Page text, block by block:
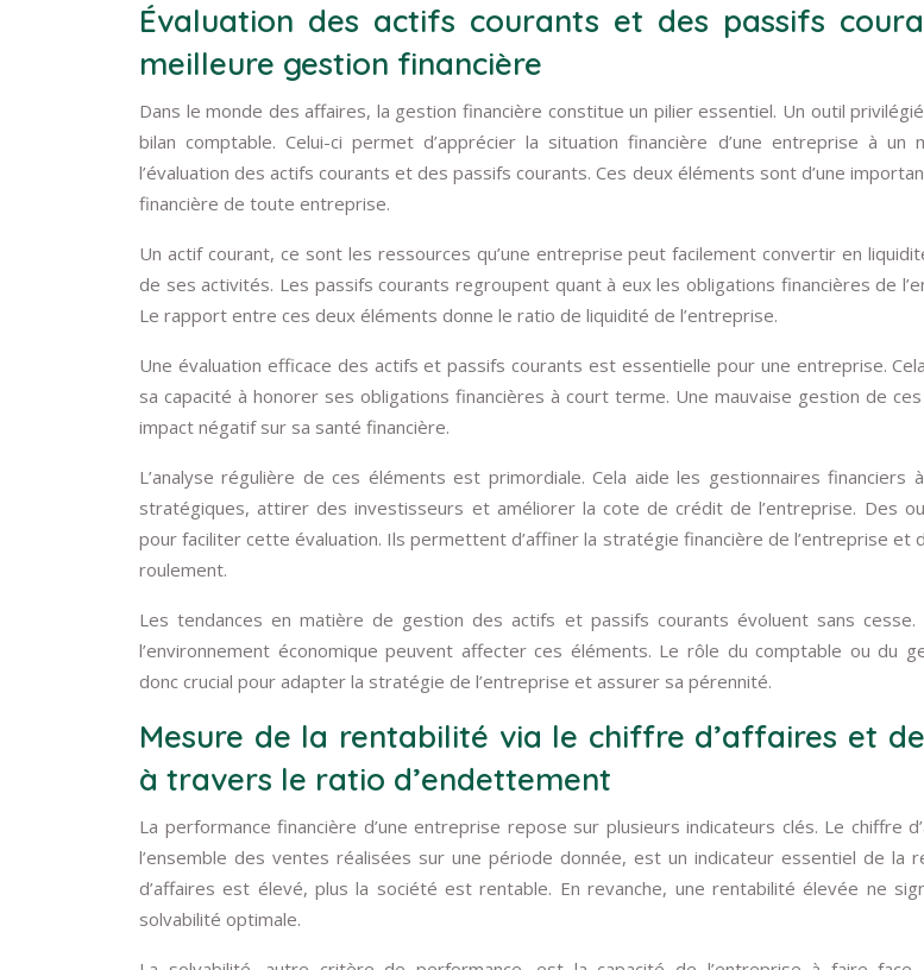
Évaluation des actifs courants et des passifs
meilleure gestion financière
Dans le monde des affaires, la gestion financière constitue un pilier essentiel. Un outil
bilan comptable. Celui-ci permet d’apprécier la situation financière d’une entreprise à un
l’évaluation des actifs courants et des passifs courants. Ces deux éléments sont d’une
financière de toute entreprise.
Un actif courant, ce sont les ressources qu’une entreprise peut facilement convertir en
de ses activités. Les passifs courants regroupent quant à eux les obligations financières de
Le rapport entre ces deux éléments donne le ratio de liquidité de l’entreprise.
Une évaluation efficace des actifs et passifs courants est essentielle pour une entreprise.
sa capacité à honorer ses obligations financières à court terme. Une mauvaise gestion de
impact négatif sur sa santé financière.
L’analyse régulière de ces éléments est primordiale. Cela aide les gestionnaires financiers
stratégiques, attirer des investisseurs et améliorer la cote de crédit de l’entreprise. Des
pour faciliter cette évaluation. Ils permettent d’affiner la stratégie financière de l’entreprise et
roulement.
Les tendances en matière de gestion des actifs et passifs courants évoluent sans cesse.
l’environnement économique peuvent affecter ces éléments. Le rôle du comptable ou du
donc crucial pour adapter la stratégie de l’entreprise et assurer sa pérennité.
Mesure de la rentabilité via le chiffre d’affaires et
à travers le ratio d’endettement
La performance financière d’une entreprise repose sur plusieurs indicateurs clés. Le chiffre
l’ensemble des ventes réalisées sur une période donnée, est un indicateur essentiel de la
d’affaires est élevé, plus la société est rentable. En revanche, une rentabilité élevée ne
solvabilité optimale.